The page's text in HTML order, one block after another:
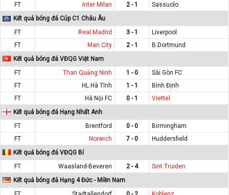
FT
Inter Milan 2 - 1
Sassuolo
Kết quả bóng đá Cúp C1 Châu Âu
FT
Real Madrid 3 - 1
Liverpool
FT
Man City 2 - 1
B.Dortmund
Kết quả bóng đá VĐQG Việt Nam
FT
Than Quảng Ninh 1 - 0
Sài Gòn FC
FT
HL Hà Tĩnh 1 - 1
Bình Định
FT
Hà Nội FC 0 - 1
Viettel
Kết quả bóng đá Hạng Nhất Anh
FT
Brentford 0 - 0
Birmingham
FT
Norwich 7 - 0
Huddersfield
Kết quả bóng đá VĐQG Bỉ
FT
Waasland-Beveren 2 - 4
Sint Truiden
Kết quả bóng đá Hạng 4 Đức - Miền Nam